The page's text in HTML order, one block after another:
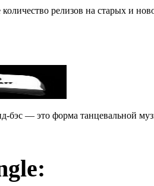
релизов на старых и
бэс — это форма танцевальной